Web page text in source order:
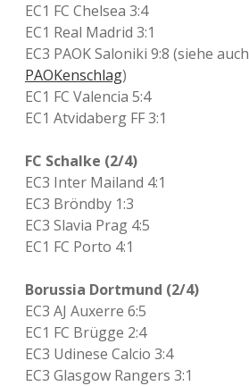
EC1 FC Chelsea 3:4
EC1 Real Madrid 3:1
EC3 PAOK Saloniki 9:8 (siehe auch
PAOKenschlag)
EC1 FC Valencia 5:4
EC1 Atvidaberg FF 3:1
FC Schalke (2/4)
EC3 Inter Mailand 4:1
EC3 Bröndby 1:3
EC3 Slavia Prag 4:5
EC1 FC Porto 4:1
Borussia Dortmund (2/4)
EC3 AJ Auxerre 6:5
EC1 FC Brügge 2:4
EC3 Udinese Calcio 3:4
EC3 Glasgow Rangers 3:1